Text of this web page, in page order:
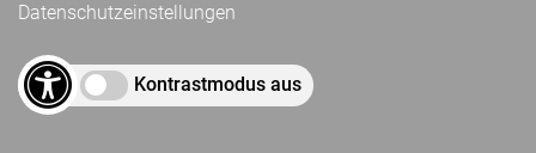
Datenschutzeinstellungen
Kontrastmodus aus